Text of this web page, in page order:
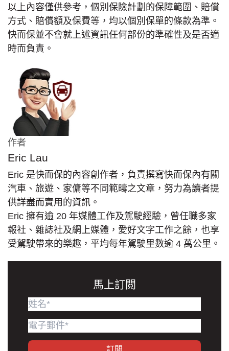
以上內容僅供參考，個別保險計劃的保障範圍、賠償
方式、賠償額及保費等，均以個別保單的條款為準。
快而保並不會就上述資訊任何部份的準確性及是否適
時而負責。
作者
Eric Lau
Eric 是快而保的內容創作者，負責撰寫快而保內有關
汽車、旅遊、家傭等不同範疇之文章，努力為讀者提
供詳盡而實用的資訊。
Eric 擁有逾 20 年媒體工作及駕駛經驗，曾任職多家
報社、雜誌社及網上媒體，愛好文字工作之餘，也享
受駕駛帶來的樂趣，平均每年駕駛里數逾 4 萬公里。
馬上訂閲
訂閲